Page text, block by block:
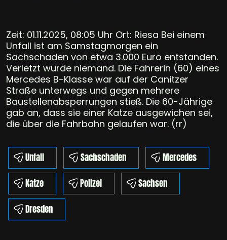
Zeit: 01.11.2025, 08:05 Uhr Ort: Riesa Bei einem
Unfall ist am Samstagmorgen ein
Sachschaden von etwa 3.000 Euro entstanden.
Verletzt wurde niemand. Die Fahrerin (60) eines
Mercedes B-Klasse war auf der Canitzer
Straße unterwegs und gegen mehrere
Baustellenabsperrungen stieß. Die 60-Jährige
gab an, dass sie einer Katze ausgewichen sei,
die über die Fahrbahn gelaufen war. (rr)
Unfall Sachschaden
Mercedes
Katze
Polizei
Sachsen
Dresden